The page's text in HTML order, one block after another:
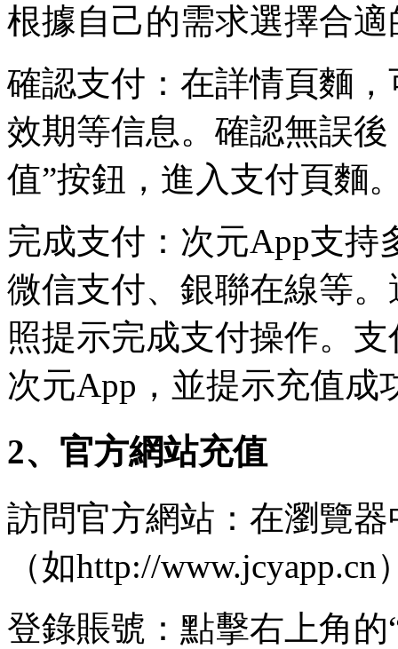
根據自己的需求選擇合
確認支付：在詳情頁麵
效期等信息。確認無誤
值”按鈕，進入支付頁麵
完成支付：次元App支持
微信支付、銀聯在線等
照提示完成支付操作。
次元App，並提示充值成
2、官方網站充值
訪問官方網站：在瀏覽
（如http://
登錄賬號：點擊右上角